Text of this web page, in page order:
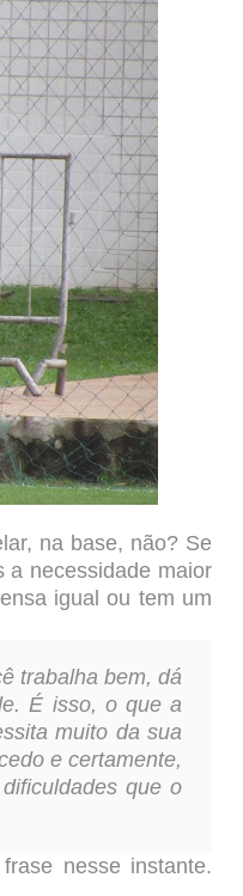
na base, não? Se
a necessidade maior
igual ou tem um
trabalha bem, dá
É isso, o que a
muito da sua
e certamente,
que o
nesse instante.